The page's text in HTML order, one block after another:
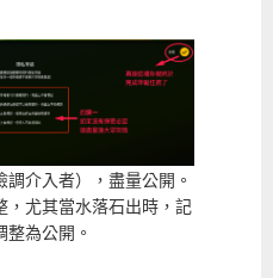
介入者），盡量公開。
，尤其當水落石出時，記
整為公開。